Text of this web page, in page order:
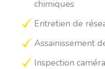
chimiques
Entretien de
Assainissement
Inspection